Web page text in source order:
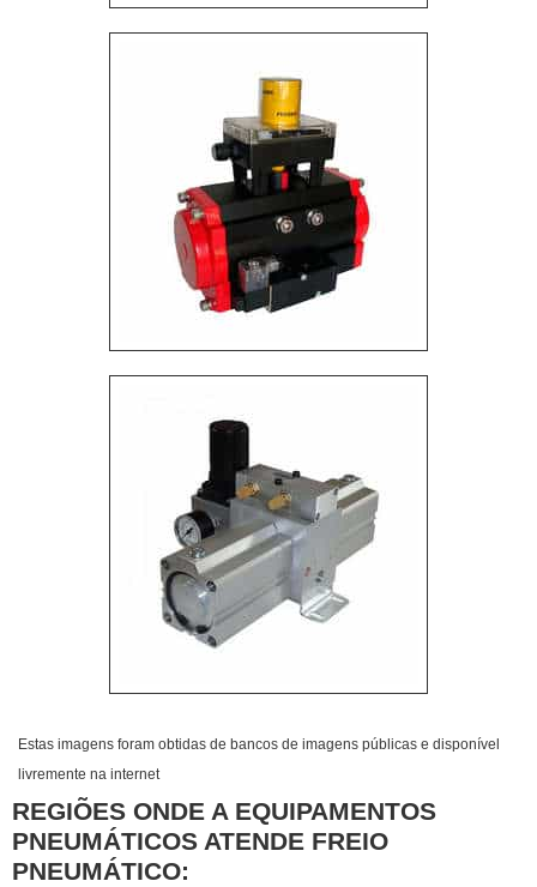
Estas imagens foram obtidas de bancos de imagens públicas e disponível
livremente na internet
REGIÕES ONDE A EQUIPAMENTOS
PNEUMÁTICOS ATENDE FREIO
PNEUMÁTICO: